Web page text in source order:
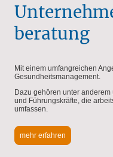
beratung
Mit einem umfangreichen
Gesundheitsmanagement.
Dazu gehören unter
und Führungskräfte, die
umfassen.
mehr erfahren